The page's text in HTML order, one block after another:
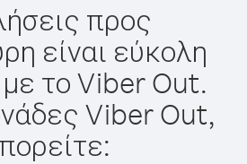
προς
είναι εύκολη
το Viber Out.
Viber Out,